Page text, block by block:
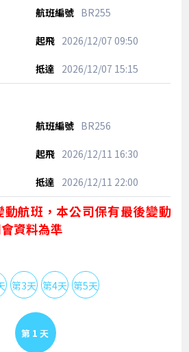
BR255
2026/12/07 09:50
2026/12/07 15:15
BR256
2026/12/11 16:30
2026/12/11 22:00
航班，本公司保有最後變動
資料為準
第3天 第4天 第5天
Day 1